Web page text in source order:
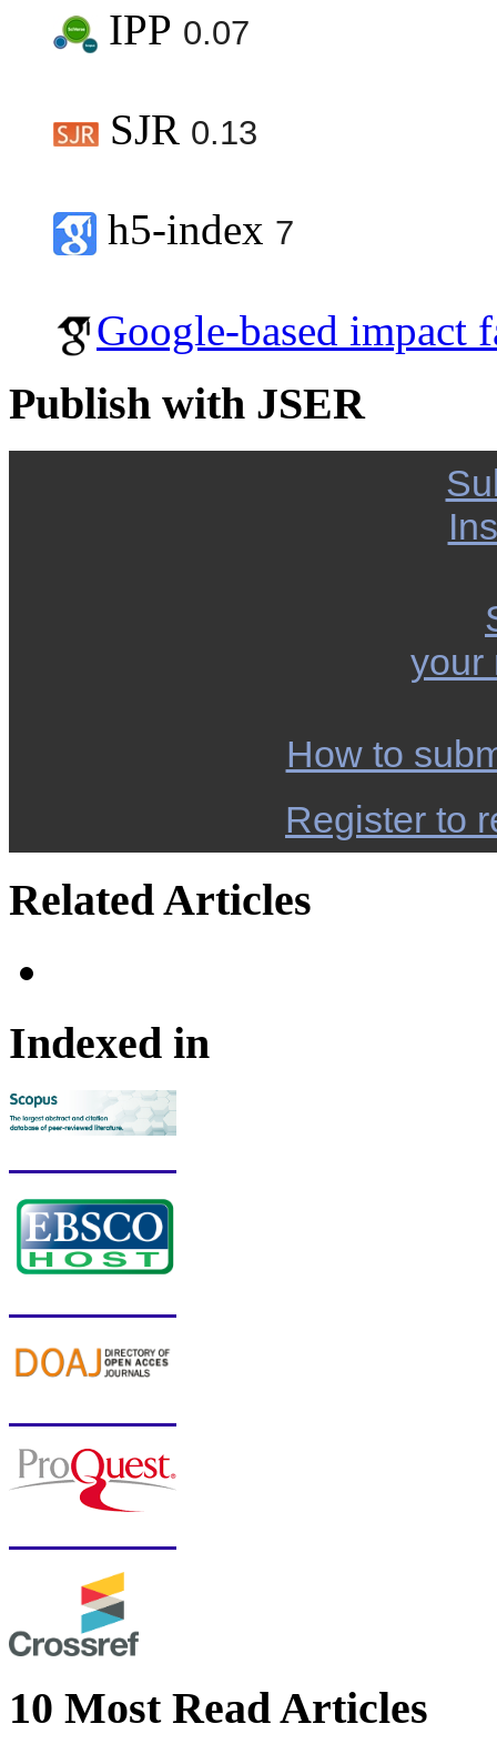
IPP 0.07
SJR 0.13
h5-index 7
Google-based impact
Publish with JSER
your
How to
Register to
Related Articles
Indexed in
10 Most Read Articles